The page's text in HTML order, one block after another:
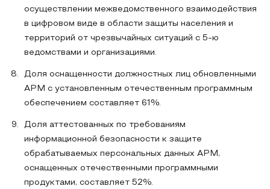
осуществлении межведомственного взаимодействия
в цифровом виде в области защиты населения и
территорий от чрезвычайных ситуаций с 5-ю
ведомствами и организациями.
Доля оснащенности должностных лиц обновленными
АРМ с установленным отечественным программным
обеспечением составляет 61%.
Доля аттестованных по требованиям
информационной безопасности к защите
обрабатываемых персональных данных АРМ,
оснащенных отечественными программными
продуктами, составляет 52%.